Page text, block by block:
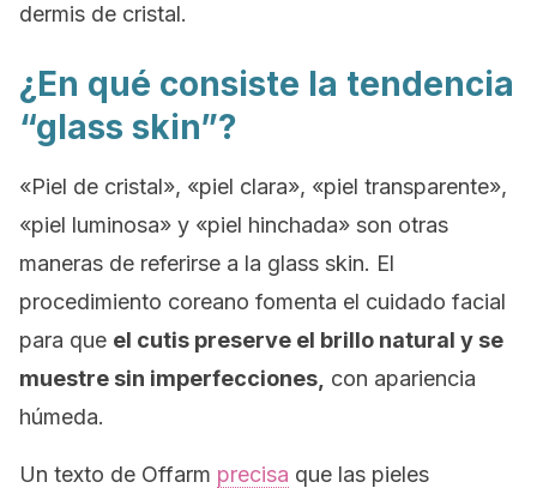
dermis de cristal.
¿En qué consiste la tendencia
“glass skin”?
«Piel de cristal», «piel clara», «piel transparente»,
«piel luminosa» y «piel hinchada» son otras
maneras de referirse a la glass skin. El
procedimiento coreano fomenta el cuidado facial
para que el cutis preserve el brillo natural y se
muestre sin imperfecciones, con apariencia
húmeda.
Un texto de Offarm precisa que las pieles